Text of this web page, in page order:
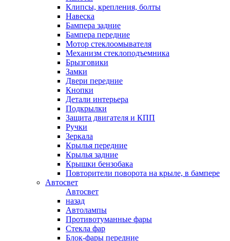
Клипсы, крепления, болты
Навеска
Бампера задние
Бампера передние
Мотор стеклоомывателя
Механизм стеклоподъемника
Брызговики
Замки
Двери передние
Кнопки
Детали интерьера
Подкрылки
Защита двигателя и КПП
Ручки
Зеркала
Крылья передние
Крылья задние
Крышки бензобака
Повторители поворота на крыле, в бампере
Автосвет
Автосвет
назад
Автолампы
Противотуманные фары
Стекла фар
Блок-фары передние